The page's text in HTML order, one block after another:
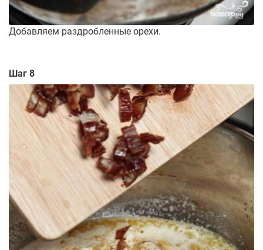
Добавляем раздробленные орехи.
Шаг 8